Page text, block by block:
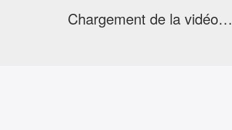
Chargement de la vidéo…